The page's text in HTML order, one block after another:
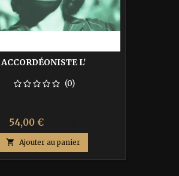
ACCORDÉONISTE L'
(0)
Prix
54,00 €
base
 Ajouter au panier